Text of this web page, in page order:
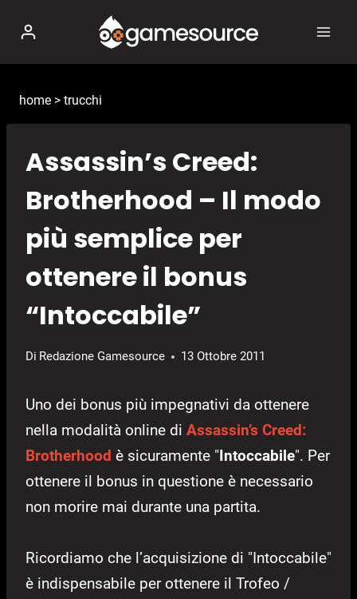
contenuto
home > trucchi
Assassin’s Creed:
Brotherhood – Il modo
più semplice per
ottenere il bonus
“Intoccabile”
Di Redazione Gamesource 13 Ottobre 2011
Uno dei bonus più impegnativi da ottenere
nella modalità online di Assassin’s Creed:
Brotherhood è sicuramente "Intoccabile". Per
ottenere il bonus in questione è necessario
non morire mai durante una partita.
Ricordiamo che l’acquisizione di "Intoccabile"
è indispensabile per ottenere il Trofeo /